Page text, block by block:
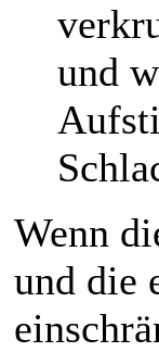
und
Wenn
und die